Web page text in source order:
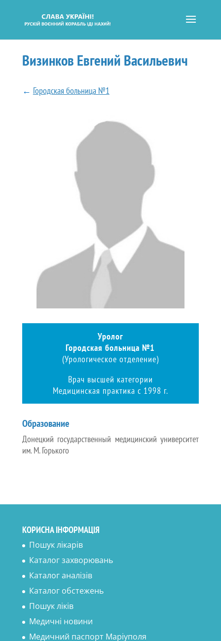
Визинков Евгений Васильевич
← Городская больница №1
Уролог
Городская больница №1
(Урологическое отделение)
Врач высшей категории
Медицинская практика с 1998 г.
Образование
Донецкий государственный медицинский университет
им. М. Горького
КОРИСНА ІНФОРМАЦІЯ
Пошук лікарів
Каталог захворювань
Каталог аналізів
Каталог обстежень
Пошук ліків
Медичні новини
Медичний паспорт Маріуполя